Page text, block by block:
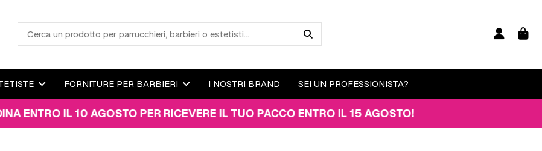
FORNITURE PER BARBIERI I NOSTRI BRAND SEI UN PROFESSIONISTA?
IL 10 AGOSTO PER RICEVERE IL TUO PACCO ENTRO IL 15 AGOSTO!